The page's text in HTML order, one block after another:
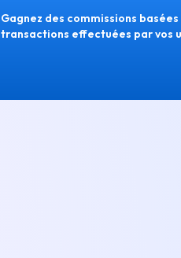
Gagnez des commissions
transactions effectuées par vos